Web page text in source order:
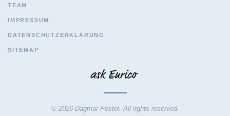
TEAM
IMPRESSUM
DATENSCHUTZERKLÄRUNG
SITEMAP
© 2026 Dagmar Postel. All rights reserved.